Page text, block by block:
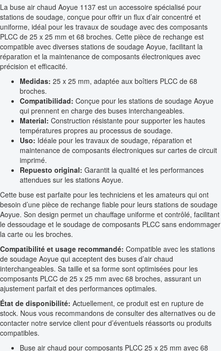
La buse air chaud Aoyue 1137 est un accessoire spécialisé pour
stations de soudage, conçue pour offrir un flux d’air concentré et
uniforme, idéal pour les travaux de soudage avec des composants
PLCC de 25 x 25 mm et 68 broches. Cette pièce de rechange est
compatible avec diverses stations de soudage Aoyue, facilitant la
réparation et la maintenance de composants électroniques avec
précision et efficacité.
Medidas: 25 x 25 mm, adaptée aux boîtiers PLCC de 68
broches.
Compatibilidad: Conçue pour les stations de soudage Aoyue
qui prennent en charge des buses interchangeables.
Material: Construction résistante pour supporter les hautes
températures propres au processus de soudage.
Uso: Idéale pour les travaux de soudage, réparation et
maintenance de composants électroniques sur cartes de circuit
imprimé.
Repuesto original: Garantit la qualité et les performances
attendues sur les stations Aoyue.
Cette buse est parfaite pour les techniciens et les amateurs qui ont
besoin d’une pièce de rechange fiable pour leurs stations de soudage
Aoyue. Son design permet un chauffage uniforme et contrôlé, facilitant
le dessoudage et le soudage de composants PLCC sans endommager
la carte ou les broches.
Compatibilité et usage recommandé: Compatible avec les stations
de soudage Aoyue qui acceptent des buses d’air chaud
interchangeables. Sa taille et sa forme sont optimisées pour les
composants PLCC de 25 x 25 mm avec 68 broches, assurant un
ajustement parfait et des performances optimales.
État de disponibilité: Actuellement, ce produit est en rupture de
stock. Nous vous recommandons de consulter des alternatives ou de
contacter notre service client pour d’éventuels réassorts ou produits
compatibles.
Buse air chaud pour composants PLCC 25 x 25 mm avec 68